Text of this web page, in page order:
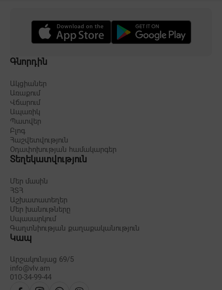
Գնորդին
Ակցիաներ
Առաքում
Վճարում
Ապառիկ
Պատվեր
Բլոգ
Հաշվետվություն
Օդափոխության համակարգեր
Տեղեկատվություն
Մեր մասին
ՀՏՀ
Աշխատատեղեր
Մեր խանութները
Սպասարկում
Գաղտնիության քաղաքականություն
Կապ
Արշակունյաց 69/5
info@vlv.am
010-34-99-44